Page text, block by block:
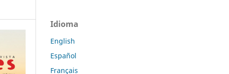
Idioma
English
Español
Français